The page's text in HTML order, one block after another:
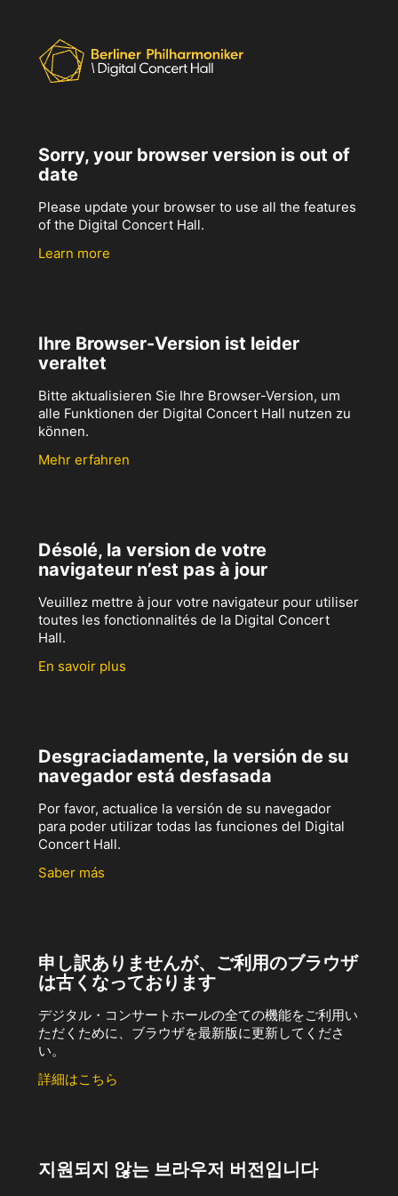
Sorry, your browser version is out of
date
Please update your browser to use all the features
of the Digital Concert Hall.
Learn more
Ihre Browser-Version ist leider
veraltet
Bitte aktualisieren Sie Ihre Browser-Version, um
alle Funktionen der Digital Concert Hall nutzen zu
können.
Mehr erfahren
Désolé, la version de votre
navigateur n’est pas à jour
Veuillez mettre à jour votre navigateur pour utiliser
toutes les fonctionnalités de la Digital Concert
Hall.
En savoir plus
Desgraciadamente, la versión de su
navegador está desfasada
Por favor, actualice la versión de su navegador
para poder utilizar todas las funciones del Digital
Concert Hall.
Saber más
申し訳ありませんが、ご利用のブラウザ
は古くなっております
デジタル・コンサートホールの全ての機能をご利用い
ただくために、ブラウザを最新版に更新してくださ
い。
詳細はこちら
지원되지 않는 브라우저 버전입니다